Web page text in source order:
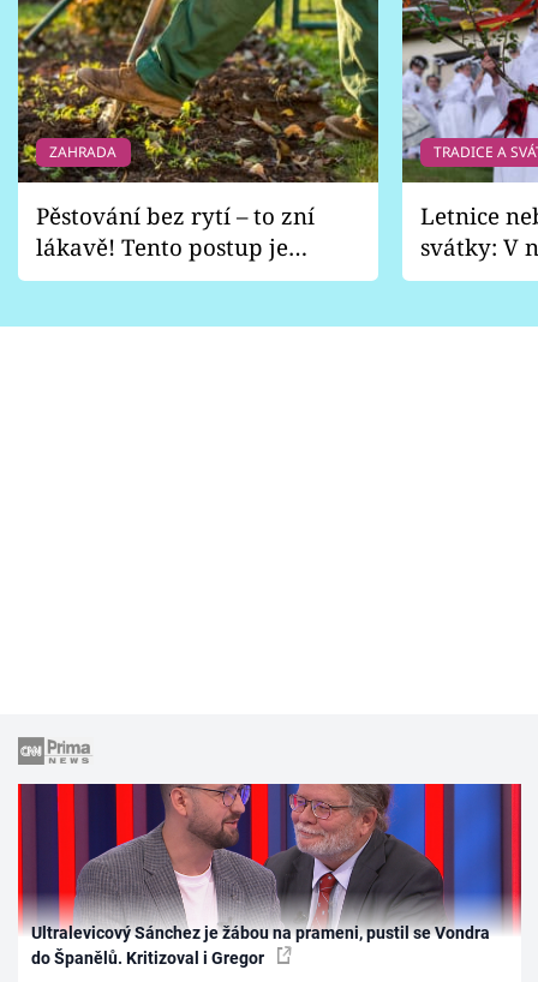
ZAHRADA
Pěstování bez rytí – to zní
lákavě! Tento postup je
vhodný jen pro některé
TRADICE A
Letnice
svátky: V
pondělí
Ultralevicový Sánchez je žábou na prameni, pustil se Vondra
do Španělů. Kritizoval i Gregor